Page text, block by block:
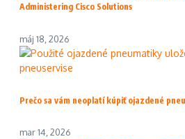
Administering Cisco Solutions
máj 18, 2026
Prečo sa vám neoplatí kúpiť ojazdené
mar 14, 2026